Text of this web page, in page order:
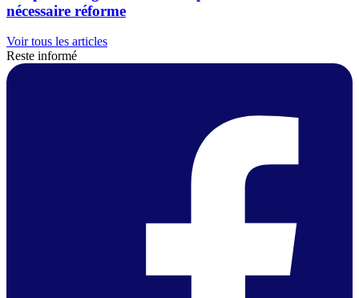
nécessaire réforme
Voir tous les articles
Reste informé